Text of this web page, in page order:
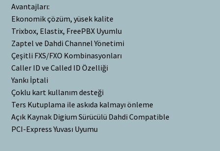
Avantajları:
Ekonomik çözüm, yüsek kalite
Trixbox, Elastix, FreePBX Uyumlu
Zaptel ve Dahdi Channel Yönetimi
Çeşitli FXS/FXO Kombinasyonları
Caller ID ve Called ID Özelliği
Yankı İptali
Çoklu kart kullanım desteği
Ters Kutuplama ile askıda kalmayı önleme
Açık Kaynak Digium Sürücülü Dahdi Compatible
PCI-Express Yuvası Uyumu